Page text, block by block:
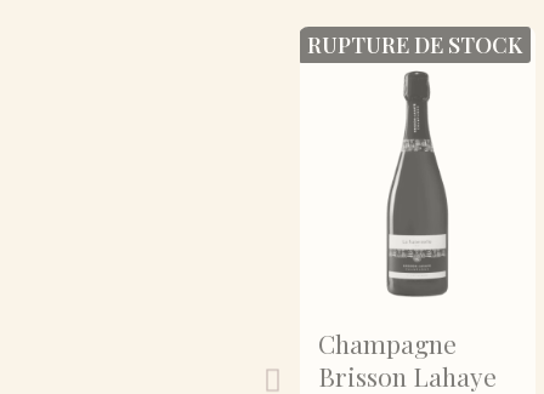
Champagne
Brisson Lahaye
RUPTURE DE STOCK